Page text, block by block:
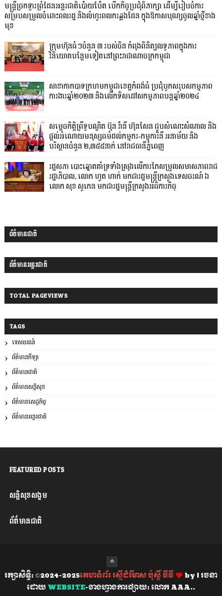
មន្រ្តីច្រកទ្វារព្រំដែនអន្តរជាតិប៉ោយប៉ែត បើកកិច្ចប្រជុំពិភាក្សា ដើម្បីរៀបចំការ
សម្របសម្រួលចំពោះពលរដ្ឋ និងលំហូរពលករឆ្លងដែន ក្នុងឱកាសបុណ្សចូលឆ្នាំថ្មីខាង
មុខ
ក្រុមហ៊ុនធំៗចំនួន ៣ របស់ចិន កំពុងពិនិត្យលទ្ធភាពក្នុងការ
វិនិយោគបន្ថែមទៀតនៅព្រះរាជាណាចក្រកម្ពុជា
សាខាកាកបាទក្រហមកម្ពុជាខេត្តកំពង់ធំ ប្រជុំបូកសរុបសកម្មភាព
ការងារឆ្នាំ២០២៣ និងលើកទិសដៅសកម្មភាពបន្តឆ្នាំ២០២៤
សម្តេចកិត្តិព្រឹទ្ធបណ្ឌិត ប៊ុន រ៉ានី ហ៊ុនសែន ជួបសំណេះសំណាល និង
ផ្តល់អំណោយមនុស្សធម៌ដល់កម្មករ-កម្មការិនី អនាម័យ និង
បរិស្ថានចំនួន ២,៣៥៥នាក់ នៅរាជធានីភ្នំពេញ
រដ្ឋសភា បោះឆ្នោតគាំទ្រទាំងស្រុងលើការកែសម្រួលសមាសភាពរាជ
រដ្ឋាភិបាល, លោក ហួត ហាក់ មកជារដ្ឋមន្ត្រីក្រសួងទេសចរណ៍ ឯ
លោក សុខ សូកេន មកជារដ្ឋមន្រ្តីក្រសួងអធិការកិច្
ព័ត៌មានជាតិ
ព័ត៌មានអន្តរជាតិ
TOTAL PAGEVIEWS
TAGS
ទេសចរណ៍
ព័ត៌មានកីឡា
ព័ត៌មានជាតិ
ព័ត៌មានសន្តិសុខ
ព័ត៌មានសេដ្ឋកិច្ច
ព័ត៌មានអន្តរជាតិ
FEATURED POSTS
សន្តិសុខសង្គម
ព័ត៌មានជាតិ
រក្សាសិទ្ធិ: ©2024-2025គេហទំព័រ រស្មីដំរីមាស ប៉ុស្តិ៍ ធីវី by | រចនា
ដោយ WEBSITE-ចាងហ្វាងការផ្សាយ: លោក AAA..